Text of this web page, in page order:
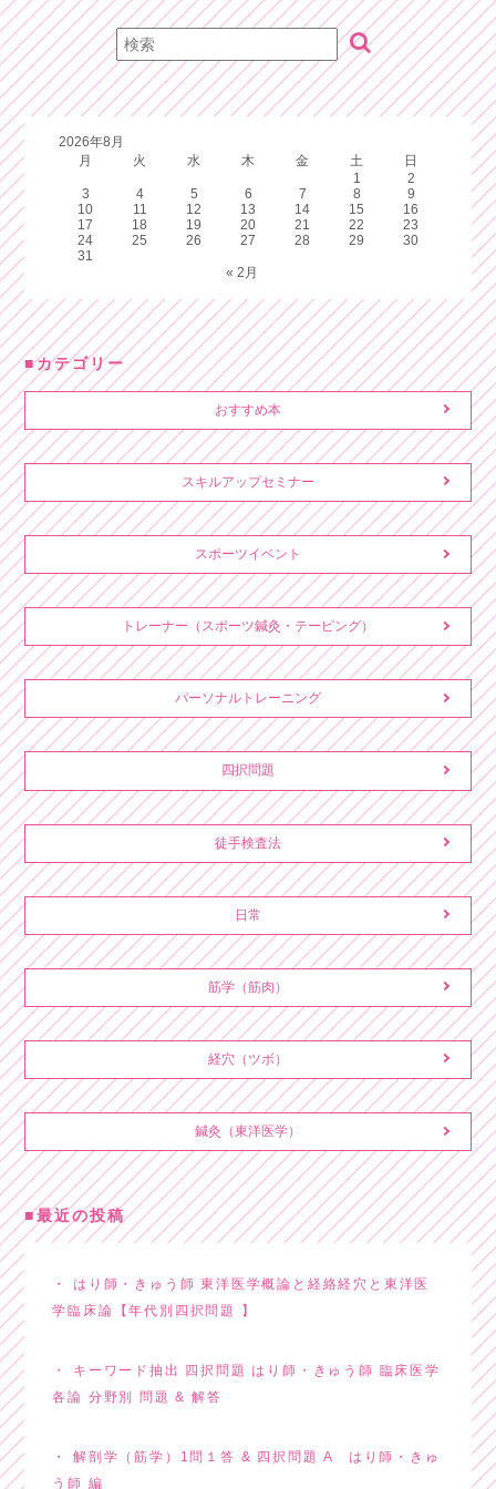
2026年8月
月
火 水 木 金 土
日
1
2
3
4 5 6 7 8
9
10
11 12 13 14 15
16
17
18 19 20 21 22
23
24
25 26 27 28 29
30
31
« 2月
カテゴリー
おすすめ本
スキルアップセミナー
スポーツイベント
トレーナー（スポーツ鍼灸・テーピング）
パーソナルトレーニング
四択問題
徒手検査法
日常
筋学（筋肉）
経穴（ツボ）
鍼灸（東洋医学）
最近の投稿
はり師・きゅう師 東洋医学概論と経絡経穴と東洋医
学臨床論【年代別四択問題 】
キーワード抽出 四択問題 はり師・きゅう師 臨床医学
各論 分野別 問題 & 解答
解剖学（筋学）1問１答 & 四択問題 A はり師・きゅ
う師 編